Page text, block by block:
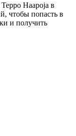
Haapoja в
чтобы попасть в
и получить